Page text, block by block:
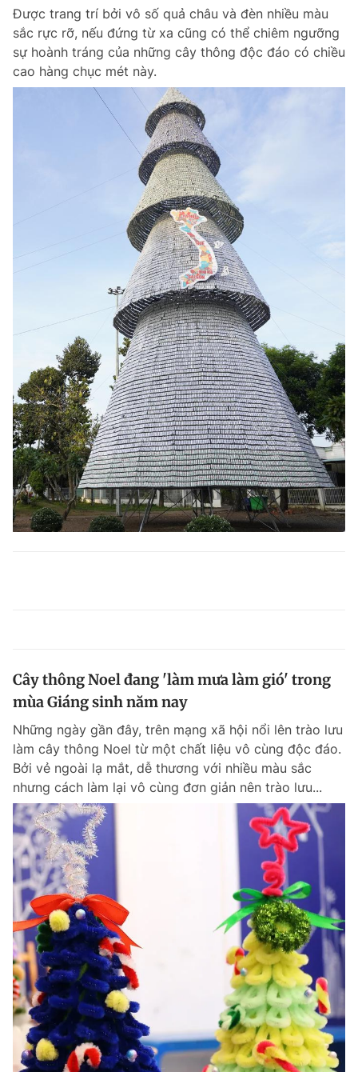
Được trang trí bởi vô số quả châu và đèn nhiều màu
sắc rực rỡ, nếu đứng từ xa cũng có thể chiêm ngưỡng
sự hoành tráng của những cây thông độc đáo có chiều
cao hàng chục mét này.
Cây thông Noel đang 'làm mưa làm gió' trong
mùa Giáng sinh năm nay
Những ngày gần đây, trên mạng xã hội nổi lên trào lưu
làm cây thông Noel từ một chất liệu vô cùng độc đáo.
Bởi vẻ ngoài lạ mắt, dễ thương với nhiều màu sắc
nhưng cách làm lại vô cùng đơn giản nên trào lưu...